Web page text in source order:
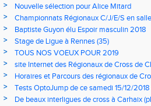
>
Nouvelle sélection pour Alice Mitard
>
Championnats Régionaux C/J/E/S en
mercredi à 9h00
>
Baptiste Guyon élu Espoir masculin 2018
>
Stage de Ligue à Rennes (35)
>
TOUS NOS VOEUX POUR 2019
>
site Internet des Régionaux de Cross de
>
Horaires et Parcours des régionaux de
>
Tests OptoJump de ce samedi 15/12/2018
>
De beaux interligues de cross à Carhaix